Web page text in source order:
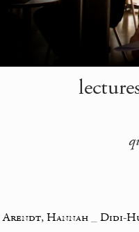
Arendt, Hannah_ Didi-